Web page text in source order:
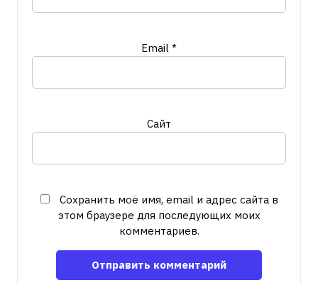
Email *
Сайт
Сохранить моё имя, email и адрес сайта в
этом браузере для последующих моих
комментариев.